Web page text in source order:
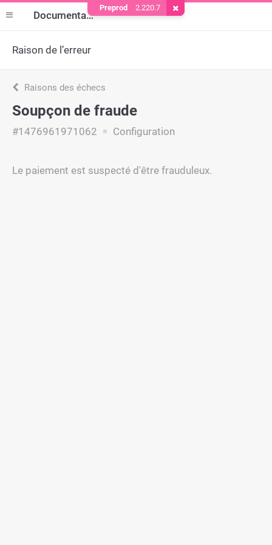
Documentation
Raison de l’erreur
Raisons des échecs
Soupçon de fraude
#1476961971062 Configuration
Le paiement est suspecté d'être frauduleux.
Preprod 2.220.7 Supprimer le cookie